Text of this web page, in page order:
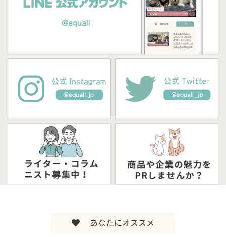
あなたにオススメ